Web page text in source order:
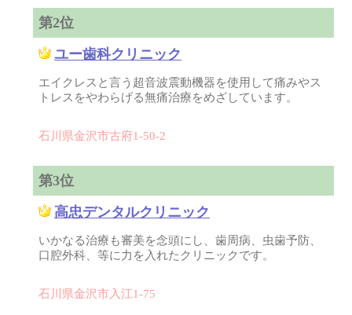
第2位
ユー歯科クリニック
エイクレスと言う超音波震動機器を使用して痛みやス
トレスをやわらげる無痛治療をめざしています。
石川県金沢市古府1-50-2
第3位
高忠デンタルクリニック
いかなる治療も審美を念頭にし、歯周病、虫歯予防、
口腔外科、等に力を入れたクリニックです。
石川県金沢市入江1-75